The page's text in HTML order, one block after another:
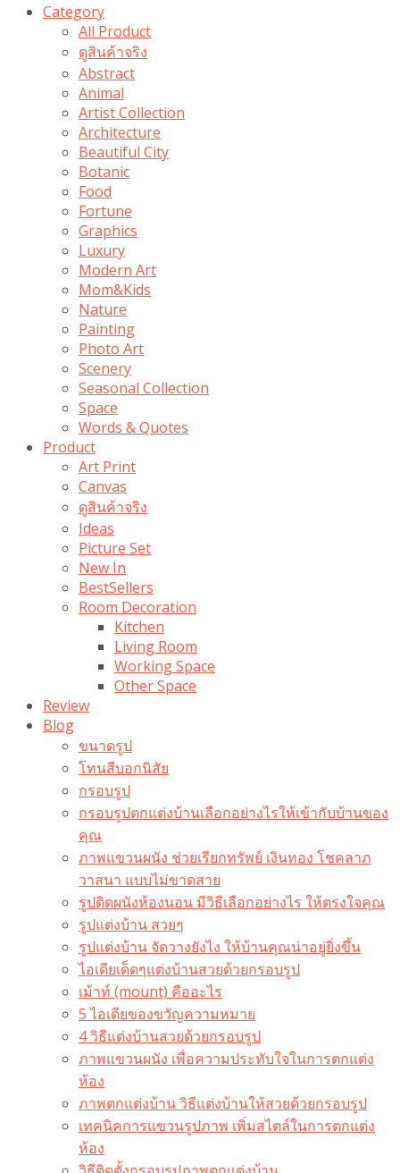
Category
All Product
ดูสินค้าจริง
Abstract
Animal
Artist Collection
Architecture
Beautiful City
Botanic
Food
Fortune
Graphics
Luxury
Modern Art
Mom&Kids
Nature
Painting
Photo Art
Scenery
Seasonal Collection
Space
Words & Quotes
Product
Art Print
Canvas
ดูสินค้าจริง
Ideas
Picture Set
New In
BestSellers
Room Decoration
Kitchen
Living Room
Working Space
Other Space
Review
Blog
ขนาดรูป
โทนสีบอกนิสัย
กรอบรูป
กรอบรูปตกแต่งบ้านเลือกอย่างไรให้เข้ากับบ้านของ
คุณ
ภาพแขวนผนัง ช่วยเรียกทรัพย์ เงินทอง โชคลาภ
วาสนา แบบไม่ขาดสาย
รูปติดผนังห้องนอน มีวิธีเลือกอย่างไร ให้ตรงใจคุณ
รูปแต่งบ้าน สวยๆ
รูปแต่งบ้าน จัดวางยังไง ให้บ้านคุณน่าอยู่ยิ่งขึ้น
ไอเดียเด็ดๆแต่งบ้านสวยด้วยกรอบรูป
เม้าท์ (mount) คืออะไร​
5 ไอเดียของขวัญความหมาย
4 วิธีแต่งบ้านสวยด้วยกรอบรูป
ภาพแขวนผนัง เพื่อความประทับใจในการตกแต่ง
ห้อง
ภาพตกแต่งบ้าน วิธีแต่งบ้านให้สวยด้วยกรอบรูป
เทคนิคการแขวนรูปภาพ เพิ่มสไตล์ในการตกแต่ง
ห้อง